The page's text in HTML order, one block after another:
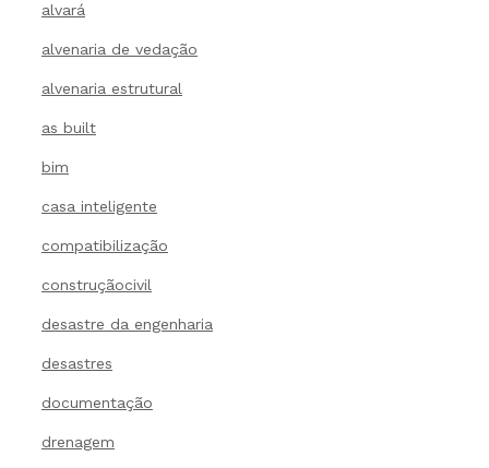
alvará
alvenaria de vedação
alvenaria estrutural
as built
bim
casa inteligente
compatibilização
construçãocivil
desastre da engenharia
desastres
documentação
drenagem